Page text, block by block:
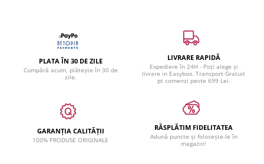
PLATA ÎN 30 DE ZILE
Cumpără acum, plătește în 30 de
zile.
LIVRARE RAPIDĂ
Expediere în 24H - Poți alege și
livrare in Easybox. Transport Gratuit
pt comenzi peste 699 Lei.
GARANȚIA CALITĂȚII
100% PRODUSE ORIGINALE
RĂSPLĂTIM FIDELITATEA
Adună puncte și folosește-le în
magazin!